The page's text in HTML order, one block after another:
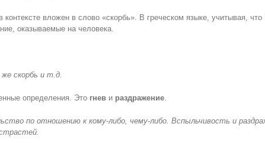
вложен в слово «скорбь». В греческом языке, учитывая,
оказываемые на человека.
скорбь и т.д.
определения. Это гневи раздражение.
по отношению к кому-либо, чему-либо. Вспыльчивость и